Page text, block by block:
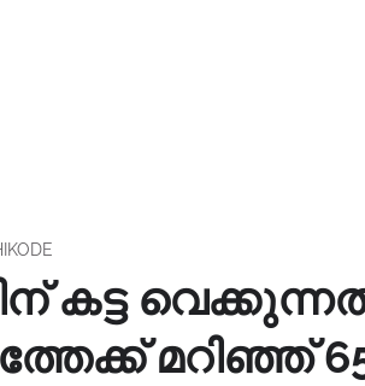
കട്ട
മറിഞ്ഞ്